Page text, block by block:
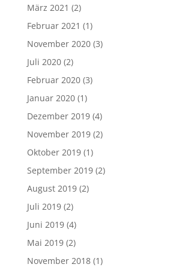
März 2021 (2)
Februar 2021 (1)
November 2020(3)
Juli 2020(2)
Februar 2020(3)
Januar 2020(1)
Dezember 2019(4)
November 2019(2)
Oktober 2019(1)
September 2019(2)
August 2019(2)
Juli 2019(2)
Juni 2019(4)
Mai 2019(2)
November 2018(1)